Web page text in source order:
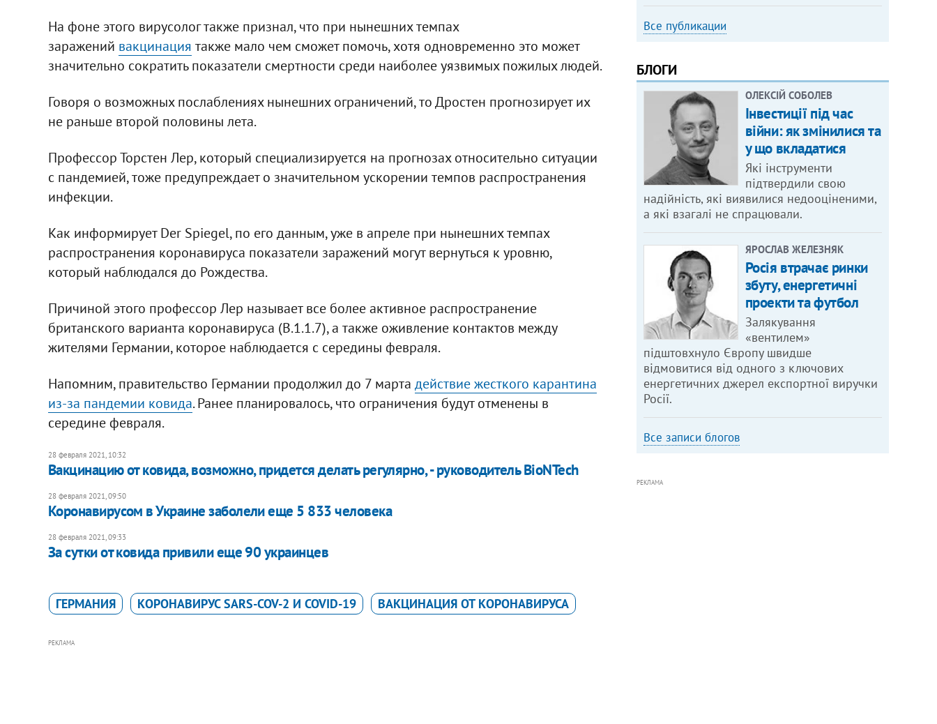
На фоне этого вирусолог также признал, что при нынешних темпах
заражений вакцинация также мало чем сможет помочь, хотя одновременно это может
значительно сократить показатели смертности среди наиболее уязвимых пожилых людей.
Говоря о возможных послаблениях нынешних ограничений, то Дростен прогнозирует их
не раньше второй половины лета.
Профессор Торстен Лер, который специализируется на прогнозах относительно ситуации
с пандемией, тоже предупреждает о значительном ускорении темпов распространения
инфекции.
Как информирует Der Spiegel, по его данным, уже в апреле при нынешних темпах
распространения коронавируса показатели заражений могут вернуться к уровню,
который наблюдался до Рождества.
Причиной этого профессор Лер называет все более активное распространение
британского варианта коронавируса (B.1.1.7), а также оживление контактов между
жителями Германии, которое наблюдается с середины февраля.
Напомним, правительство Германии продолжил до 7 марта действие жесткого карантина
из-за пандемии ковида. Ранее планировалось, что ограничения будут отменены в
середине февраля.
28 февраля 2021, 10:32
Вакцинацию от ковида, возможно, придется делать регулярно, - руководитель BioNTech
28 февраля 2021, 09:50
Коронавирусом в Украине заболели еще 5 833 человека
28 февраля 2021, 09:33
За сутки от ковида привили еще 90 украинцев
ГЕРМАНИЯ КОРОНАВИРУС SARS-COV-2 И COVID-19 ВАКЦИНАЦИЯ ОТ КОРОНАВИРУСА
РЕКЛАМА
Все публикации
БЛОГИ
ОЛЕКСІЙ СОБОЛЕВ
Інвестиції під час
війни: як змінилися та
у що вкладатися
Які інструменти
підтвердили свою
надійність, які виявилися недооціненими,
а які взагалі не спрацювали.
ЯРОСЛАВ ЖЕЛЕЗНЯК
Росія втрачає ринки
збуту, енергетичні
проекти та футбол
Залякування
«вентилем»
підштовхнуло Європу швидше
відмовитися від одного з ключових
енергетичних джерел експортної виручки
Росії.
Все записи блогов
РЕКЛАМА